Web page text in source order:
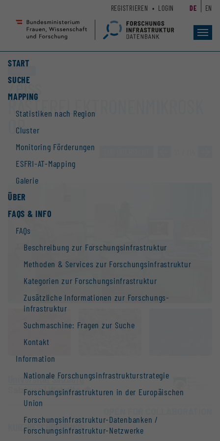
Seiteninhalt
Accesskey
Hauptnavigation
Accesskey
START
SUCHE
MAPPING
Statistiken nach Region
Cluster
Monitoring Förderungen
ESFRI-AT-Mapping
Galerie
ÜBER
FAQS & INFO
FAQs
Beschreibung zur Forschungs­infrastruktur
Methoden & Services zur Forschungs­infrastruktur
Kategorien zur Forschungs­infrastruktur
Zusätzliche Informationen zur Forschungs­
infrastruktur
Suchmaschine: Fragen zur Suche
Kontakt
Information
Nationale Forschungs­infrastruktur­strategie
Forschungs­infrastrukturen in der Europäischen
Union
Forschungs­infrastruktur-Datenbanken /
Forschungs­infrastruktur-Netzwerke
REGISTRIEREN LOGIN DE EN
Zeiss
RASTERELEKTRONENMIKROSK
OP
Universität Salzburg
Salzburg |Website
KURZBESCHREIBUNG